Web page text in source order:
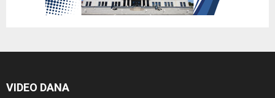
VIDEO DANA